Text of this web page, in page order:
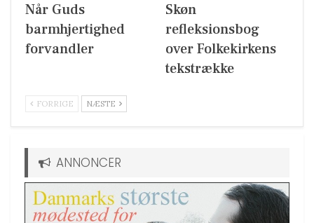
Når Guds
barmhjertighed
forvandler
Skøn
refleksionsbog
over Folkekirkens
tekstrække
FORRIGE NÆSTE
ANNONCER